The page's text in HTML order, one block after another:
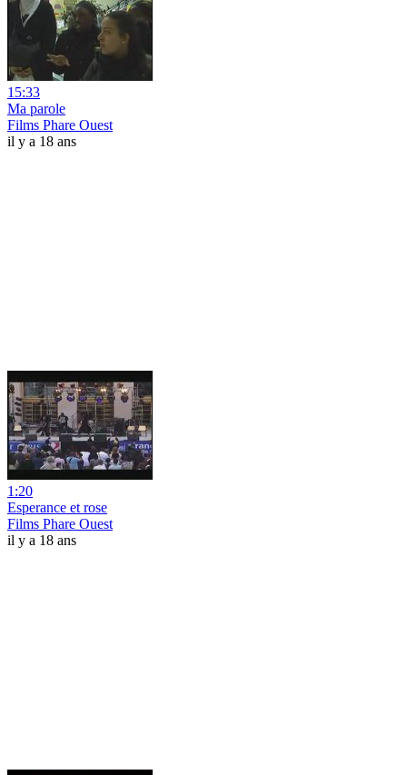
15:33
Ma parole
Films Phare Ouest
il y a 18 ans
1:20
Esperance et rose
Films Phare Ouest
il y a 18 ans